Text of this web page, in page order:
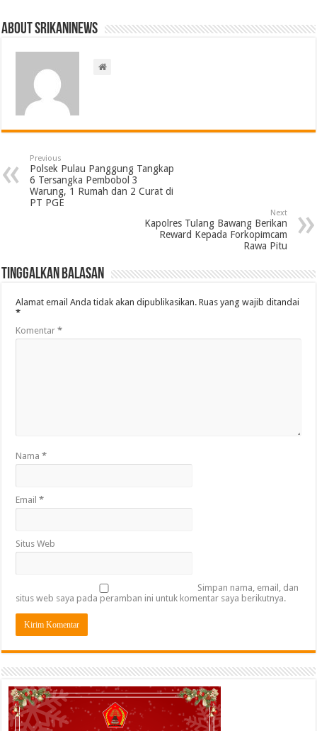
About srikaninews
Previous
Polsek Pulau Panggung Tangkap
6 Tersangka Pembobol 3
Warung, 1 Rumah dan 2 Curat di
PT PGE
Next
Kapolres Tulang Bawang Berikan
Reward Kepada Forkopimcam
Rawa Pitu
Tinggalkan Balasan
Alamat email Anda tidak akan dipublikasikan. Ruas yang wajib ditandai
*
Komentar*
Nama*
Email*
Situs Web
Simpan nama, email, dan
situs web saya pada peramban ini untuk komentar saya berikutnya.